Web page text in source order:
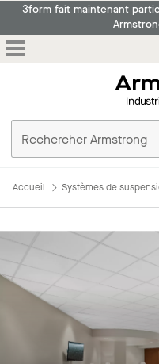
3form fait maintenant
Accueil Systèmes de
Principales caractéristiques